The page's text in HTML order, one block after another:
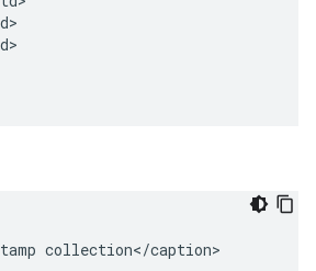
collection</caption>